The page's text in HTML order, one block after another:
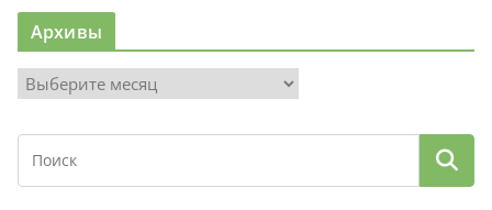
Архивы
р
х
в